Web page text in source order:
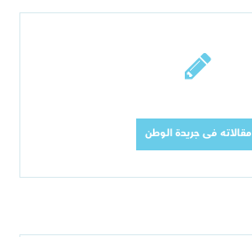
مقالاته فى جريدة الوطن